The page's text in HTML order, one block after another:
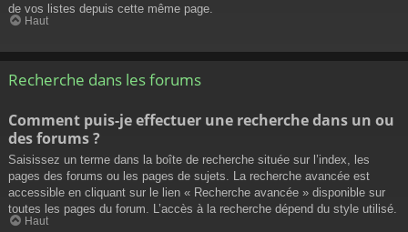
de vos listes depuis cette même page.
Haut
Recherche dans les forums
Comment puis-je effectuer une recherche dans un ou
des forums ?
Saisissez un terme dans la boîte de recherche située sur l’index, les
pages des forums ou les pages de sujets. La recherche avancée est
accessible en cliquant sur le lien « Recherche avancée » disponible sur
toutes les pages du forum. L’accès à la recherche dépend du style utilisé.
Haut